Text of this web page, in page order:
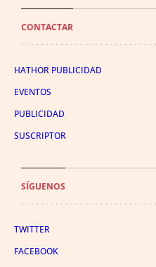
CONTACTAR
HATHOR PUBLICIDAD
EVENTOS
PUBLICIDAD
SUSCRIPTOR
SÍGUENOS
TWITTER
FACEBOOK